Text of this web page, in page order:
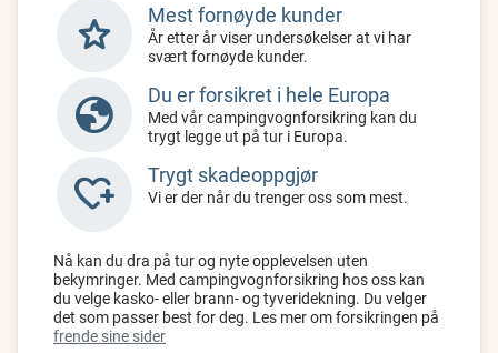
star Mest fornøyde kunder
År etter år viser undersøkelser at vi har
svært fornøyde kunder.
globe Du er forsikret i hele Europa
Med vår campingvognforsikring kan du
trygt legge ut på tur i Europa.
heart_plus Trygt skadeoppgjør
Vi er der når du trenger oss som mest.
Nå kan du dra på tur og nyte opplevelsen uten
bekymringer. Med campingvognforsikring hos oss kan
du velge kasko- eller brann- og tyveridekning. Du velger
det som passer best for deg. Les mer om forsikringen på
frende sine sider